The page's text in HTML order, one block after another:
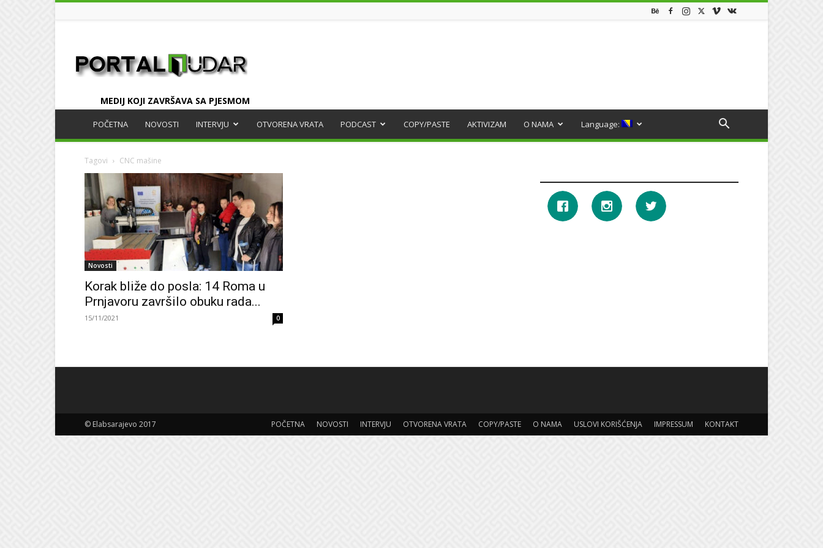
MEDIJ KOJI ZAVRŠAVA SA PJESMOM
POČETNA NOVOSTI INTERVJU OTVORENA VRATA PODCAST COPY/PASTE AKTIVIZAM O NAMA Language:
Tagovi CNC mašine
Novosti
Korak bliže do posla: 14 Roma u
Prnjavoru završilo obuku rada...
15/11/2021 0
POČETNA NOVOSTI INTERVJU OTVORENA VRATA COPY/PASTE O NAMA USLOVI KORIŠĆENJA IMPRESSUM KONTAKT
© Elabsarajevo 2017